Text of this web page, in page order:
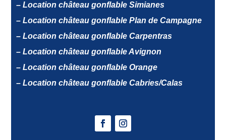
– Location château gonflable Simianes
– Location château gonflable Plan de Campagne
– Location château gonflable Carpentras
– Location château gonflable Avignon
– Location château gonflable Orange
– Location château gonflable Cabries/Calas